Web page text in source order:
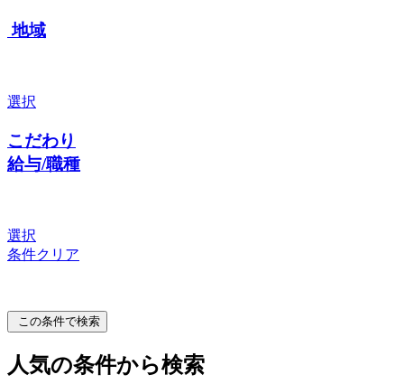
地域
選択
こだわり
給与/職種
選択
条件クリア
この条件で検索
人気の条件から検索